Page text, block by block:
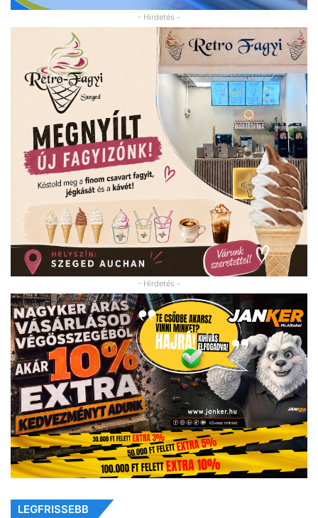
- Hirdetés -
- Hirdetés -
LEGFRISSEBB